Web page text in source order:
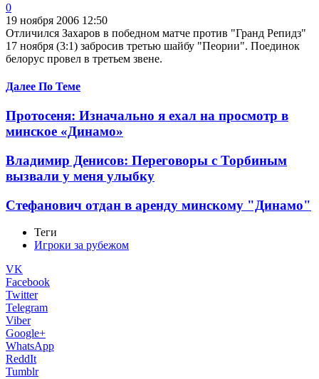
0
19 ноября 2006 12:50
Отличился Захаров в победном матче против "Гранд Репидз"
17 ноября (3:1) забросив третью шайбу "Пеории". Поединок
белорус провел в третьем звене.
Далее По Теме
Протосеня: Изначально я ехал на просмотр в
минское «Динамо»
Владимир Денисов: Переговоры с Торбиным
вызвали у меня улыбку
Стефанович отдан в аренду минскому "Динамо"
Теги
Игроки за рубежом
VK
Facebook
Twitter
Telegram
Viber
Google+
WhatsApp
ReddIt
Tumblr